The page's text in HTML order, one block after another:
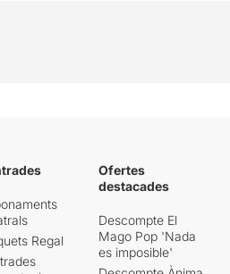
Regal
Ofertes
destacades
Descompte El
Mago Pop 'Nada
es imposible'